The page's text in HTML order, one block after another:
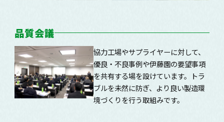
品質会議
協力工場やサプライヤーに対して、
優良・不良事例や伊藤園の要望事項
を共有する場を設けています。トラ
ブルを未然に防ぎ、より良い製造環
境づくりを行う取組みです。